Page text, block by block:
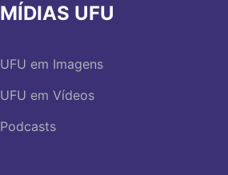
MÍDIAS UFU
UFU em Imagens
UFU em Vídeos
Podcasts